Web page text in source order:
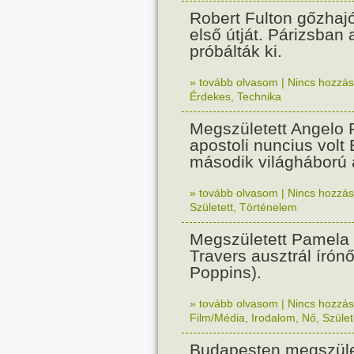
Robert Fulton
első útját. Párizsban
próbálták ki.
» tovább olvasom | Nincs
Érdekes Technika
Megszületett Angelo
apostoli nuncius volt
második világháború
» tovább olvasom | Nincs
Született Történelem
Megszületett Pamela
Travers ausztrál
Poppins).
» tovább olvasom | Nincs
Film/Média
Irodalom Nő
Budapesten